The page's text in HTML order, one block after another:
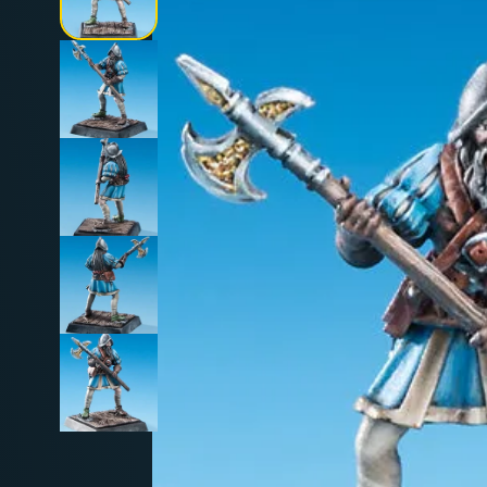
Deutschland: ab
Österreich & EU: ab
Schweiz: ab350 €
Nicht-EU: kein kostenloser Versand
Lieferungen in Nicht-EU-Länder (z. B.
nicht im Kaufpreis
enthalten